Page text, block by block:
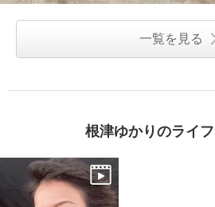
一覧を見る
根津ゆかりのライ